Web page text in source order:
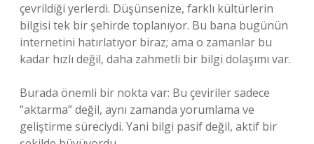
çevrildiği yerlerdi. Düşünsenize, farklı kültürlerin
bilgisi tek bir şehirde toplanıyor. Bu bana bugünün
internetini hatırlatıyor biraz; ama o zamanlar bu
kadar hızlı değil, daha zahmetli bir bilgi dolaşımı var.
Burada önemli bir nokta var: Bu çeviriler sadece
“aktarma” değil, aynı zamanda yorumlama ve
geliştirme süreciydi. Yani bilgi pasif değil, aktif bir